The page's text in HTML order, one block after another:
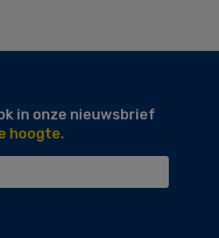
in onze nieuwsbrief
hoogte.